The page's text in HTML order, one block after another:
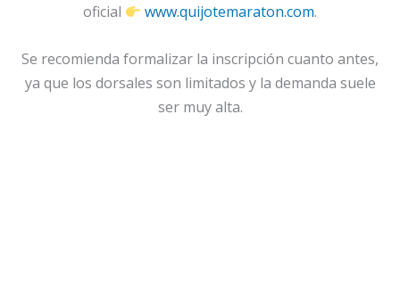
oficial
www.quijotemaraton.com.
Se recomienda formalizar la inscripción cuanto antes,
ya que los dorsales son limitados y la demanda suele
ser muy alta.